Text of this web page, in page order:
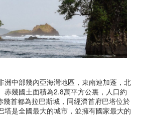
洲中部幾內亞海灣地區，東南連加蓬，北
赤幾國土面積為2.8萬平方公裏，人口約
首都為拉巴斯城，同經濟首府巴塔位於
塔是全國最大的城市，並擁有國家最大的